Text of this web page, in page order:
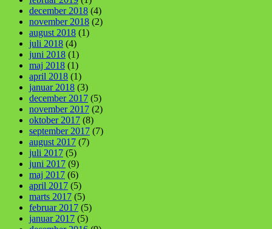
december 2018 (4)
november 2018 (2)
august 2018 (1)
juli 2018 (4)
juni 2018 (1)
maj 2018 (1)
april 2018 (1)
januar 2018 (3)
december 2017 (5)
november 2017 (2)
oktober 2017 (8)
september 2017 (7)
august 2017 (7)
juli 2017 (5)
juni 2017 (9)
maj 2017 (6)
april 2017 (5)
marts 2017 (5)
februar 2017 (5)
januar 2017 (5)